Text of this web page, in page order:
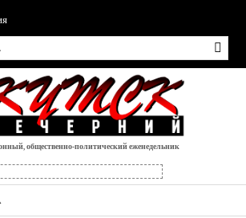
общественно-политический еженедельник